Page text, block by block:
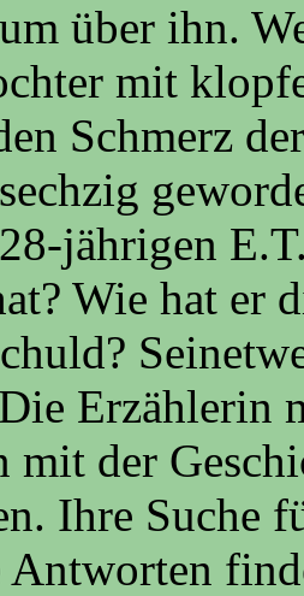
über ihn.
mit
Schmerz
jährigen
Wie hat er
Erzählerin
mit der
Ihre Suche
Antworten